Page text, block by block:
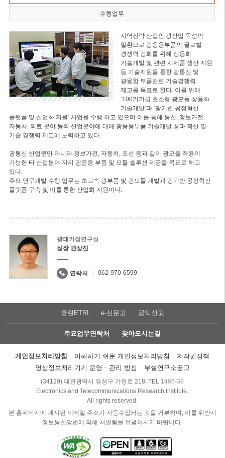
수행업무
지역전략 산업인 광산업 육성의
일환으로 광응용부품의 글로벌
경쟁력 강화를 위해 상용화
기술개발 및 관련 시제품 생산 지원
등 기술지원을 통한 광통신 및
광융합 부품관련 기술경쟁력
제고를 목표로 한다. 이를 위해
‘100기가급 초소형 광모듈 상용화
기술개발’과 ‘광기반 공정혁신
플랫폼 및 산업화 지원’ 사업을 수행 하고 있으며 이를 통해 통신, 정보가전,
자동차, 의료 분야 등의 산업분야에 대해 광응용부품 기술개발 성과 확산 및
기술 경쟁력 제고에 노력하고 있다.
광통신 산업뿐만 아니라 정보가전, 자동차, 조선 등과 같이 광모듈 적용이
가능한 타 산업분야 까지 광응용 부품 및 모듈 솔루션 제공을 목표로 하고
있다.
주요 연구개발 수행 업무는 초고속 광부품 및 광모듈 개발과 광기반 공정혁신
플랫폼 구축 및 이를 통한 산업화 지원이다.
광패키징연구실
실장 권상진
연락처 062-970-6599
클린ETRI e-신문고 공익신고
주요업무연락처 찾아오시는길
개인정보처리방침 이해하기 쉬운 개인정보처리방침
저작권정책
영상정보처리기기 운영ㆍ관리 방침
부설연구소공고
(34129) 대전광역시 유성구 가정로 218, TEL 1466-38
Electronics and Telecommunications Research Institute.
All rights reserved.
본 홈페이지에 게시된 이메일 주소가 자동수집되는 것을 거부하며, 이를 위반시
정보통신망법에 의해 처벌됨을 유념하시기 바랍니다.